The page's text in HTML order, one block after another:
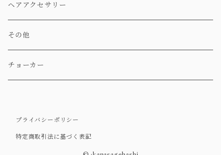
ヘアアクセサリー
その他
チョーカー
プライバシーポリシー
特定商取引法に基づく表記